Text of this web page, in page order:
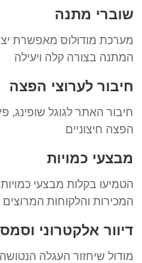
שוברי מתנה
מערכת מודולוס מאפשרת
המתנה בצורה קלה ויעילה
חיבור לערוצי הפצה
חיבור האתר לגוגל שופינג,
הפצה חיצוניים
מבצעי כמויות
הטמיעו בקלות מבצעי
המכירות והלקוחות המרוצים
דיוור אלקטרוני
מודול שיחזור העגלה